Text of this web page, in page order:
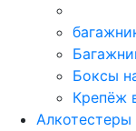
Боксы
Крепёж
Алкотестеры